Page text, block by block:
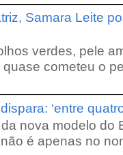
Samara Leite
verdes, pele
cometeu o
‘entre
nova modelo do
é apenas no